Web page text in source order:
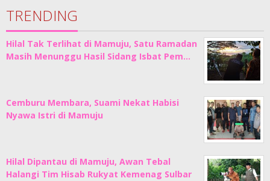
TRENDING
Hilal Tak Terlihat di Mamuju, Satu Ramadan
Masih Menunggu Hasil Sidang Isbat Pem…
Cemburu Membara, Suami Nekat Habisi
Nyawa Istri di Mamuju
Hilal Dipantau di Mamuju, Awan Tebal
Halangi Tim Hisab Rukyat Kemenag Sulbar